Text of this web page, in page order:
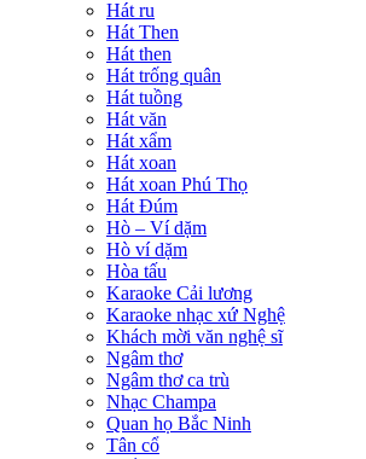
Hát ru
Hát Then
Hát then
Hát trống quân
Hát tuồng
Hát văn
Hát xẩm
Hát xoan
Hát xoan Phú Thọ
Hát Đúm
Hò – Ví dặm
Hò ví dặm
Hòa tấu
Karaoke Cải lương
Karaoke nhạc xứ Nghệ
Khách mời văn nghệ sĩ
Ngâm thơ
Ngâm thơ ca trù
Nhạc Champa
Quan họ Bắc Ninh
Tân cổ